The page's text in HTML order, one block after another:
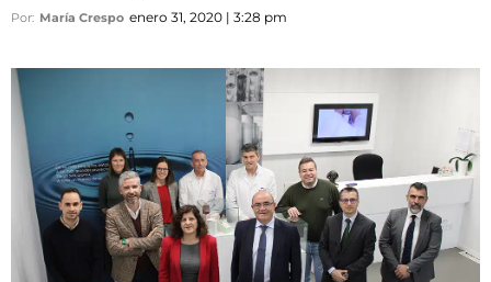
Por: María Crespo enero 31, 2020 | 3:28 pm